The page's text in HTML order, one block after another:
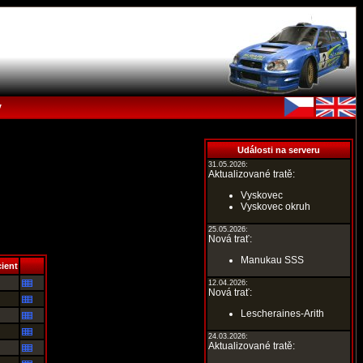
Události na serveru
31.05.2026:
Aktualizované tratě:
Vyskovec
Vyskovec okruh
25.05.2026:
Nová trať:
Manukau SSS
12.04.2026:
Nová trať:
Lescheraines-Arith
24.03.2026:
Aktualizované tratě: